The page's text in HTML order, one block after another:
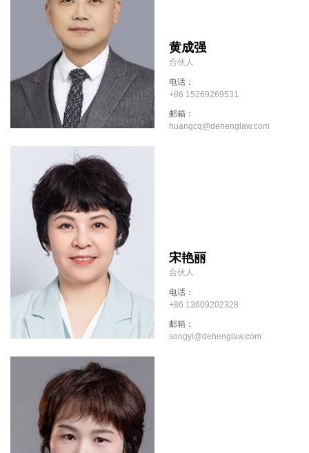
黄成强
合伙人
电话：
+86 15269269531
邮箱：
huangcq@dehenglaw.com
宋艳丽
合伙人
电话：
+86 13609202328
邮箱：
songyl@dehenglaw.com